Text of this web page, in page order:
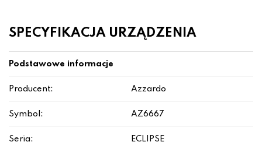
SPECYFIKACJA URZĄDZENIA
Podstawowe informacje
Producent: Azzardo
Symbol: AZ6667
Seria: ECLIPSE